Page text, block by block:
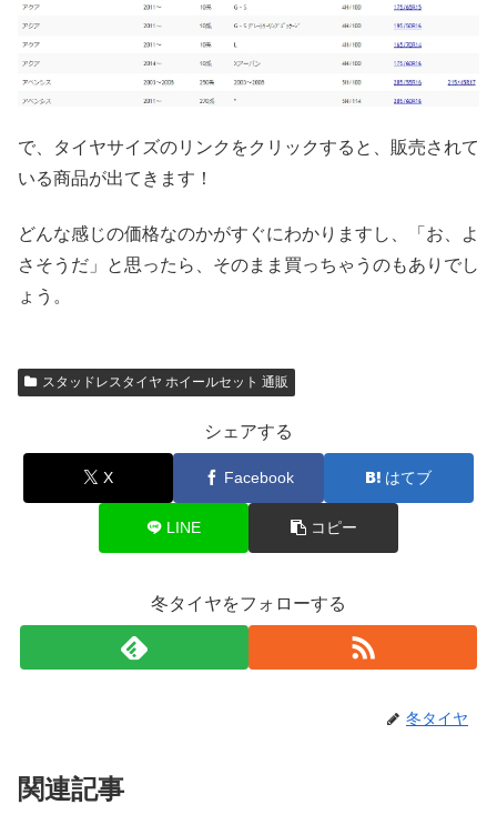
で、タイヤサイズのリンクをクリックすると、販売されて
いる商品が出てきます！
どんな感じの価格なのかがすぐにわかりますし、「お、よ
さそうだ」と思ったら、そのまま買っちゃうのもありでし
ょう。
スタッドレスタイヤ ホイールセット 通販
シェアする
X Facebook はてブ
LINE コピー
冬タイヤをフォローする
冬タイヤ
関連記事